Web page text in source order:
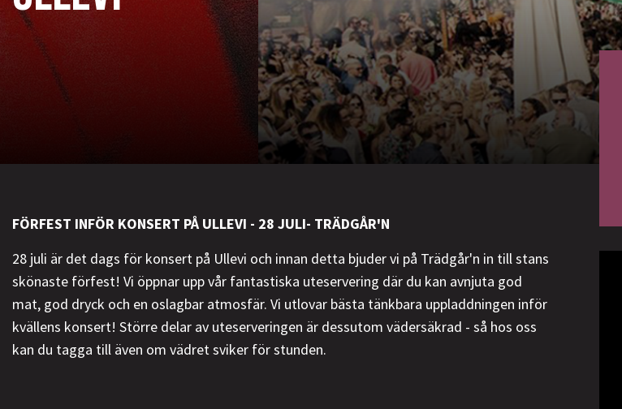
FÖRFEST INFÖR KONSERT PÅ ULLEVI - 28 JULI- TRÄDGÅR'N
28 juli är det dags för konsert på Ullevi och innan detta bjuder vi på Trädgår'n in till stans
skönaste förfest! Vi öppnar upp vår fantastiska uteservering där du kan avnjuta god
mat, god dryck och en oslagbar atmosfär. Vi utlovar bästa tänkbara uppladdningen inför
kvällens konsert! Större delar av uteserveringen är dessutom vädersäkrad - så hos oss
kan du tagga till även om vädret sviker för stunden.